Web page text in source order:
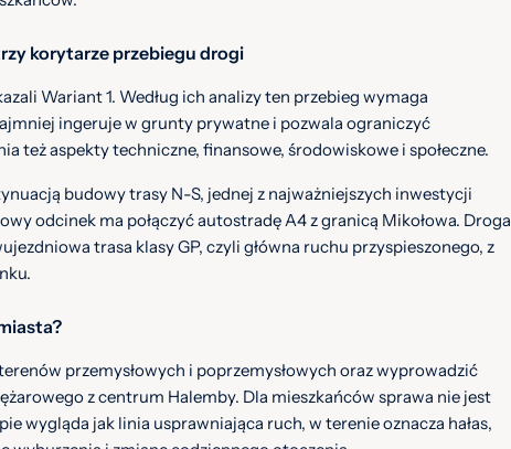
korytarze przebiegu drogi
Wariant 1. Według ich analizy ten przebieg wymaga
ingeruje w grunty prywatne i pozwala ograniczyć
też aspekty techniczne, finansowe, środowiskowe i społeczne.
budowy trasy N-S, jednej z najważniejszych inwestycji
odcinek ma połączyć autostradę A4 z granicą Mikołowa. Droga
trasa klasy GP, czyli główna ruchu przyspieszonego, z
przemysłowych i poprzemysłowych oraz wyprowadzić
z centrum Halemby. Dla mieszkańców sprawa nie jest
wygląda jak linia usprawniająca ruch, w terenie oznacza hałas,